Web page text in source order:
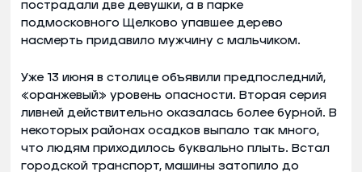
пострадали две девушки, а в парке
подмосковного Щелково упавшее дерево
насмерть придавило мужчину с мальчиком.
Уже 13 июня в столице объявили предпоследний,
«оранжевый» уровень опасности. Вторая серия
ливней действительно оказалась более бурной. В
некоторых районах осадков выпало так много,
что людям приходилось буквально плыть. Встал
городской транспорт, машины затопило до